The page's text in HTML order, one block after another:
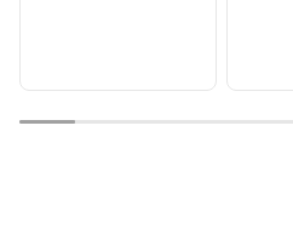
1 2 3 4 5